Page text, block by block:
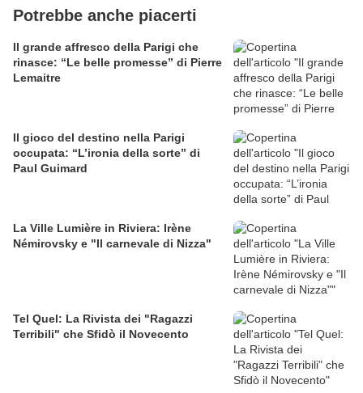
Potrebbe anche piacerti
Il grande affresco della Parigi che
rinasce: “Le belle promesse” di Pierre
Lemaitre
Il gioco del destino nella Parigi
occupata: “L’ironia della sorte” di
Paul Guimard
La Ville Lumière in Riviera: Irène
Némirovsky e "Il carnevale di Nizza"
Tel Quel: La Rivista dei "Ragazzi
Terribili" che Sfidò il Novecento